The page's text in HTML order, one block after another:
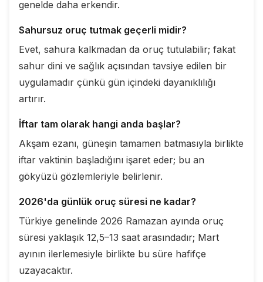
genelde daha erkendir.
Sahursuz oruç tutmak geçerli midir?
Evet, sahura kalkmadan da oruç tutulabilir; fakat
sahur dini ve sağlık açısından tavsiye edilen bir
uygulamadır çünkü gün içindeki dayanıklılığı
artırır.
İftar tam olarak hangi anda başlar?
Akşam ezanı, güneşin tamamen batmasıyla birlikte
iftar vaktinin başladığını işaret eder; bu an
gökyüzü gözlemleriyle belirlenir.
2026'da günlük oruç süresi ne kadar?
Türkiye genelinde 2026 Ramazan ayında oruç
süresi yaklaşık 12,5–13 saat arasındadır; Mart
ayının ilerlemesiyle birlikte bu süre hafifçe
uzayacaktır.